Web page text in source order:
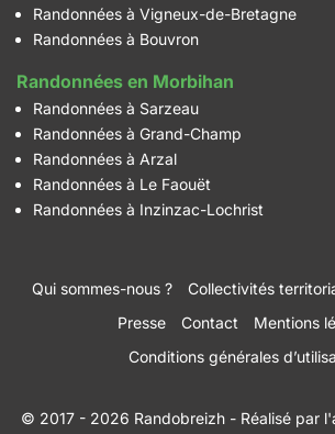
Randonnées à Vigneux-de-Bretagne
Randonnées à Bouvron
Randonnées en Morbihan
Randonnées à Sarzeau
Randonnées à Grand-Champ
Randonnées à Arzal
Randonnées à Le Faouët
Randonnées à Inzinzac-Lochrist
Qui sommes-nous ? Collectivités
Presse
Contact
Mentions
Conditions générales
© 2017 - 2026 Randobreizh - Réalisé par